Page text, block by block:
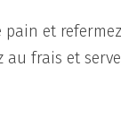
pain et
au frais et